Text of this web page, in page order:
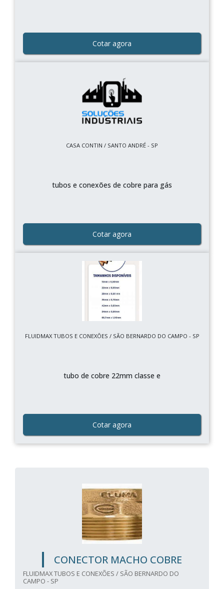
Cotar agora
CASA CONTIN / SANTO ANDRÉ - SP
tubos e conexões de cobre para gás
Cotar agora
FLUIDMAX TUBOS E CONEXÕES / SÃO BERNARDO DO CAMPO - SP
tubo de cobre 22mm classe e
Cotar agora
CONECTOR MACHO COBRE
FLUIDMAX TUBOS E CONEXÕES / SÃO BERNARDO DO
CAMPO - SP